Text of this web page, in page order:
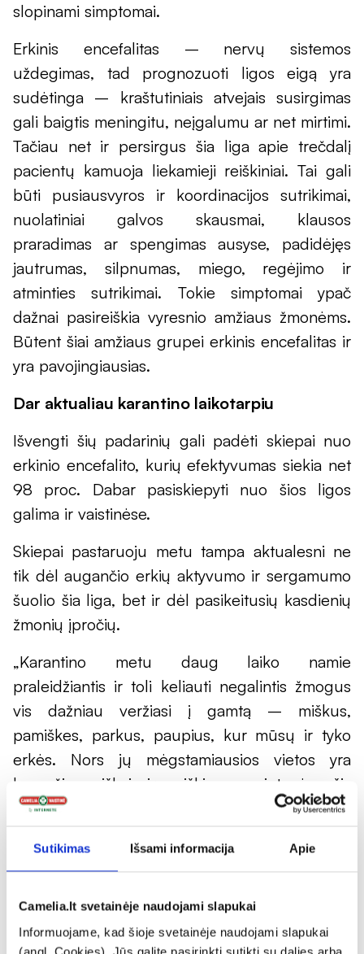
Sutikimas Išsami informacija Apie
Camelia.lt svetainėje naudojami slapukai
Informuojame, kad šioje svetainėje naudojami slapukai
(angl. Cookies). Jūs galite pasirinkti sutikti su dalies arba
slopinami simptomai.
Erkinis encefalitas – nervų sistemos
uždegimas, tad prognozuoti ligos eigą yra
sudėtinga – kraštutiniais atvejais susirgimas
gali baigtis meningitu, neįgalumu ar net mirtimi.
Tačiau net ir persirgus šia liga apie trečdalį
pacientų kamuoja liekamieji reiškiniai. Tai gali
būti pusiausvyros ir koordinacijos sutrikimai,
nuolatiniai galvos skausmai, klausos
praradimas ar spengimas ausyse, padidėjęs
jautrumas, silpnumas, miego, regėjimo ir
atminties sutrikimai. Tokie simptomai ypač
dažnai pasireiškia vyresnio amžiaus žmonėms.
Būtent šiai amžiaus grupei erkinis encefalitas ir
yra pavojingiausias.
Dar aktualiau karantino laikotarpiu
Išvengti šių padarinių gali padėti skiepai nuo
erkinio encefalito, kurių efektyvumas siekia net
98 proc. Dabar pasiskiepyti nuo šios ligos
galima ir vaistinėse.
Skiepai pastaruoju metu tampa aktualesni ne
tik dėl augančio erkių aktyvumo ir sergamumo
šuolio šia liga, bet ir dėl pasikeitusių kasdienių
žmonių įpročių.
„Karantino metu daug laiko namie
praleidžiantis ir toli keliauti negalintis žmogus
vis dažniau veržiasi į gamtą – miškus,
pamiškes, parkus, paupius, kur mūsų ir tyko
erkės. Nors jų mėgstamiausios vietos yra
lapuočių miškai ir miškingos vietovės, šis
parazitas mums gali įsisiurbti netgi vaikštinėjant
Dar didesnė rizika susidurti su erkėmis kyla
savo kailyje gali slėpti ne vieną kraujasiurbį,
kuris gali patekti ir ant žmogaus odos.